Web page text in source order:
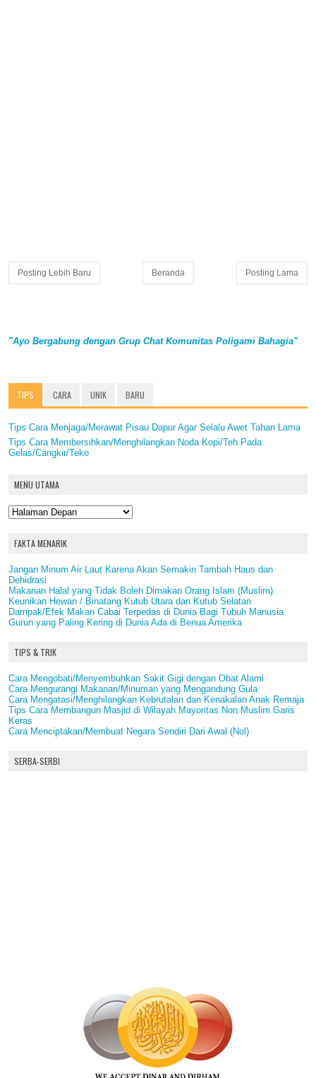
Posting Lebih Baru Posting Lama
Beranda
"Ayo Bergabung dengan Grup Chat Komunitas Poligami Bahagia"
TIPS CARA UNIK BARU
Tips Cara Menjaga/Merawat Pisau Dapur Agar Selalu Awet Tahan Lama
Tips Cara Membersihkan/Menghilangkan Noda Kopi/Teh Pada
Gelas/Cangkir/Teko
MENU UTAMA
FAKTA MENARIK
Jangan Minum Air Laut Karena Akan Semakin Tambah Haus dan
Dehidrasi
Makanan Halal yang Tidak Boleh Dimakan Orang Islam (Muslim)
Keunikan Hewan / Binatang Kutub Utara dan Kutub Selatan
Dampak/Efek Makan Cabai Terpedas di Dunia Bagi Tubuh Manusia
Gurun yang Paling Kering di Dunia Ada di Benua Amerika
TIPS & TRIK
Cara Mengobati/Menyembuhkan Sakit Gigi dengan Obat Alami
Cara Mengurangi Makanan/Minuman yang Mengandung Gula
Cara Mengatasi/Menghilangkan Kebrutalan dan Kenakalan Anak Remaja
Tips Cara Membangun Masjid di Wilayah Mayoritas Non Muslim Garis
Keras
Cara Menciptakan/Membuat Negara Sendiri Dari Awal (Nol)
SERBA-SERBI